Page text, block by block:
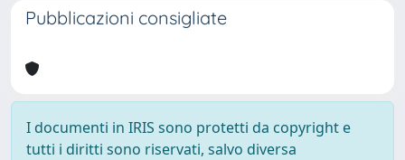
Pubblicazioni consigliate
I documenti in IRIS sono protetti da copyright e
tutti i diritti sono riservati, salvo diversa